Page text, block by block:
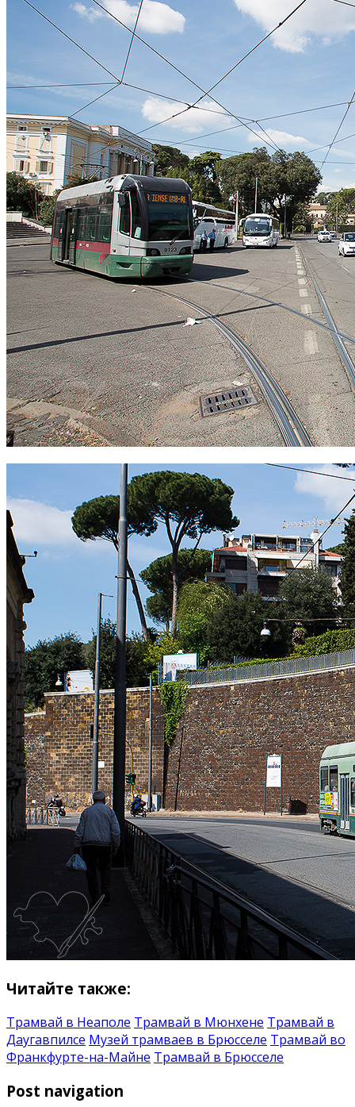
Читайте также:
Трамвай в Неаполе Трамвай в Мюнхене Трамвай в
Даугавпилсе Музей трамваев в Брюсселе Трамвай во
Франкфурте-на-Майне Трамвай в Брюсселе
Post navigation